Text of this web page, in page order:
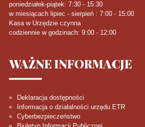
poniedziałek-piątek: 7:30 - 15:30
w miesiącach lipiec - sierpień : 7:00 - 15:00
Kasa w Urzędzie czynna
codziennie w godzinach: 9:00 - 12:00
WAŻNEINFORMACJE
Deklaracja dostępności
Informacja o działalności urzędu ETR
Cyberbezpieczeństwo